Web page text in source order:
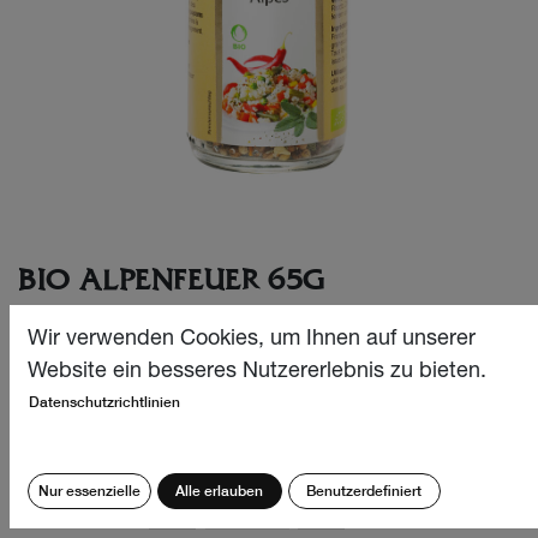
BIO ALPENFEUER 65G
Eine raffinierte Schärfe begleitet diese
Alpenkräutermischung aus Cayennepfeffer aus dem
Menge:
Wir verwenden Cookies, um Ihnen auf unserer
Website ein besseres Nutzererlebnis zu bieten.
Datenschutzrichtlinien
Nur essenzielle Alle erlauben Benutzerdefiniert